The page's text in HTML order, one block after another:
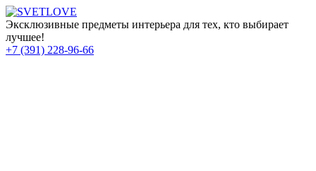
Эксклюзивные предметы интерьера для тех, кто выбирает
лучшее!
+7 (391) 228-96-66